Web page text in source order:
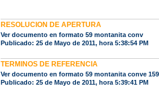
RESOLUCION DE APERTURA
Ver documento en formato 59 montanita conv
Publicado: 25 de Mayo de 2011, hora 5:38:54 PM
TERMINOS DE REFERENCIA
Ver documento en formato 59 montanita conve
Publicado: 25 de Mayo de 2011, hora 5:39:41 PM